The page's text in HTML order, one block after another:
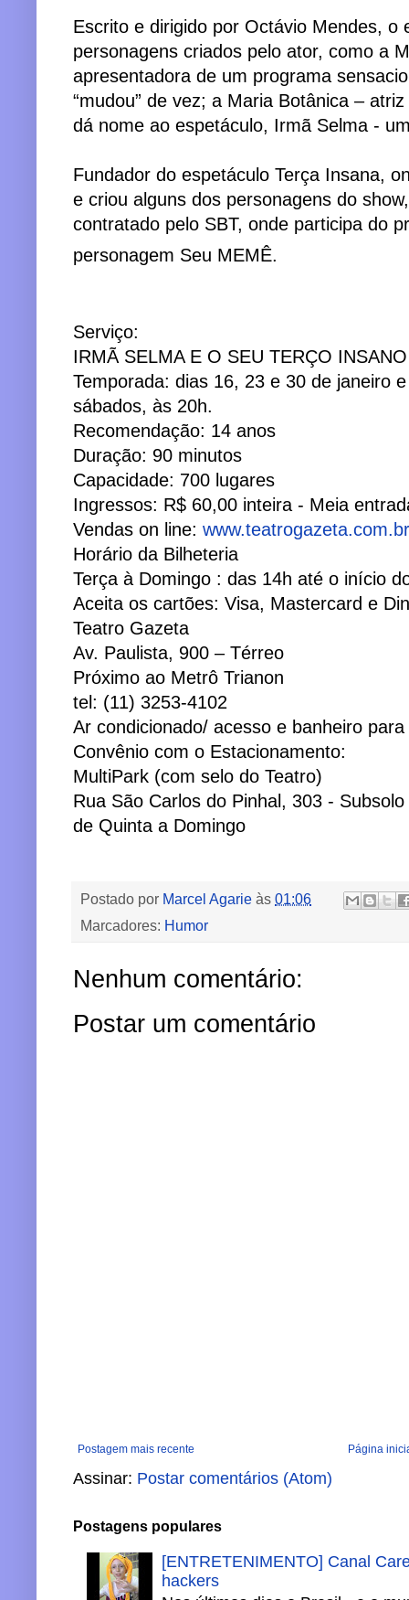
Escrito e dirigido por Octávio Mendes, o
personagens criados pelo ator, como a
apresentadora de um programa
“mudou” de vez; a Maria Botânica –
dá nome ao espetáculo, Irmã Selma -
Fundador do espetáculo Terça Insana,
e criou alguns dos personagens do
contratado pelo SBT, onde participa do
personagem Seu MEMÊ.
Serviço:
IRMÃ SELMA E O SEU TERÇO INSANO
Temporada: dias 16, 23 e 30 de janeiro
sábados, às 20h.
Recomendação: 14 anos
Duração: 90 minutos
Capacidade: 700 lugares
Ingressos: R$ 60,00 inteira - Meia
Vendas on line: www.teatrogazeta.com.br
Horário da Bilheteria
Terça à Domingo : das 14h até o início
Aceita os cartões: Visa, Mastercard e
Teatro Gazeta
Av. Paulista, 900 – Térreo
Próximo ao Metrô Trianon
tel: (11) 3253-4102
Ar condicionado/ acesso e banheiro
Convênio com o Estacionamento:
MultiPark (com selo do Teatro)
Rua São Carlos do Pinhal, 303 -
de Quinta a Domingo
Postado por Marcel Agarie às 01:06
Marcadores: Humor
Nenhum comentário:
Postar um comentário
Postagem mais recente Página
Assinar: Postar comentários (Atom)
Postagens populares
[ENTRETENIMENTO] Canal
hackers